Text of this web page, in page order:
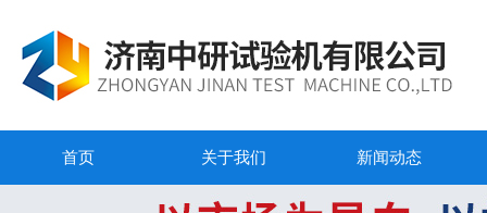
首页 关于我们 新闻动态